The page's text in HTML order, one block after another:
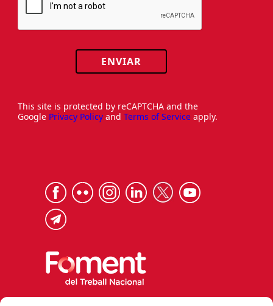
ENVIAR
This site is protected by reCAPTCHA and the
Google Privacy Policy and Terms of Service apply.